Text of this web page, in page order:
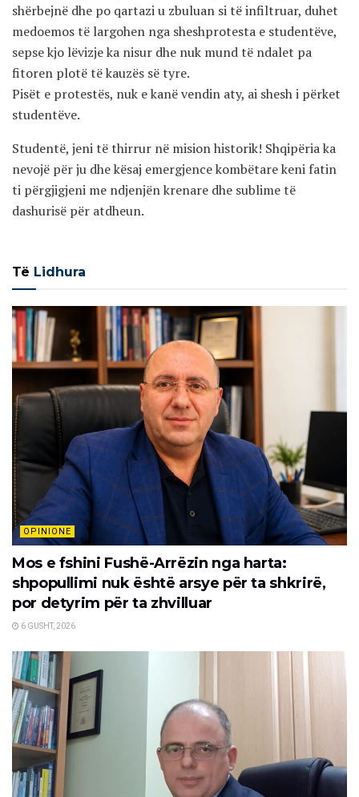
shërbejnë dhe po qartazi u zbuluan si të infiltruar, duhet
medoemos të largohen nga sheshprotesta e studentëve,
sepse kjo lëvizje ka nisur dhe nuk mund të ndalet pa
fitoren plotë të kauzës së tyre.
Pisët e protestës, nuk e kanë vendin aty, ai shesh i përket
studentëve.
Studentë, jeni të thirrur në mision historik! Shqipëria ka
nevojë për ju dhe kësaj emergjence kombëtare keni fatin
ti përgjigjeni me ndjenjën krenare dhe sublime të
dashurisë për atdheun.
Të Lidhura
OPINIONE
Mos e fshini Fushë-Arrëzin nga harta:
shpopullimi nuk është arsye për ta shkrirë,
por detyrim për ta zhvilluar
6 GUSHT, 2026